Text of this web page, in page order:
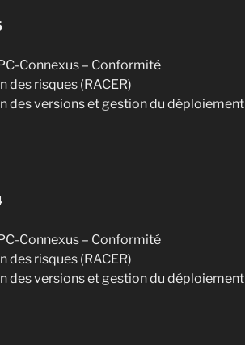
Connexus – Conformité
des risques (RACER)
des versions et gestion du déploiement
Connexus – Conformité
des risques (RACER)
des versions et gestion du déploiement